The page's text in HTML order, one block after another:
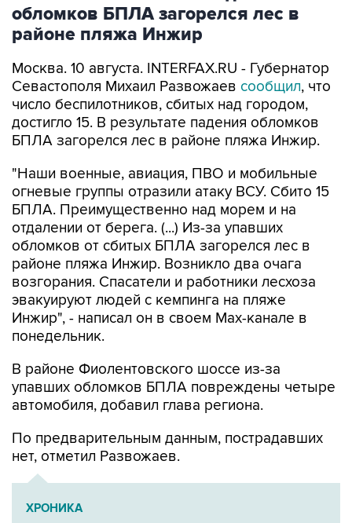
обломков БПЛА загорелся лес в
районе пляжа Инжир
Москва. 10 августа. INTERFAX.RU - Губернатор
Севастополя Михаил Развожаев сообщил, что
число беспилотников, сбитых над городом,
достигло 15. В результате падения обломков
БПЛА загорелся лес в районе пляжа Инжир.
"Наши военные, авиация, ПВО и мобильные
огневые группы отразили атаку ВСУ. Сбито 15
БПЛА. Преимущественно над морем и на
отдалении от берега. (...) Из-за упавших
обломков от сбитых БПЛА загорелся лес в
районе пляжа Инжир. Возникло два очага
возгорания. Спасатели и работники лесхоза
эвакуируют людей с кемпинга на пляже
Инжир", - написал он в своем Мах-канале в
понедельник.
В районе Фиолентовского шоссе из-за
упавших обломков БПЛА повреждены четыре
автомобиля, добавил глава региона.
По предварительным данным, пострадавших
нет, отметил Развожаев.
ХРОНИКА